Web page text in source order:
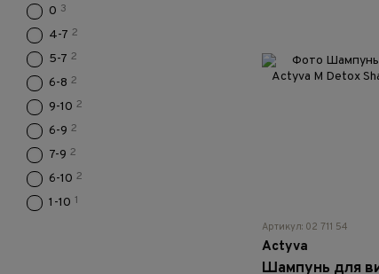
Артикул: 02 711 54
Actyva
0 3
4-7 2
5-7 2
6-8 2
9-10 2
6-9 2
7-9 2
6-10 2
1-10 1